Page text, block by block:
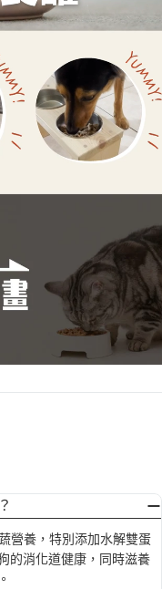
營養，特別添加水解雙蛋
的消化道健康，同時滋養